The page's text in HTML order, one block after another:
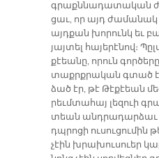
գրաքն­նա­դա­տա­կան
ցաւ, որ այդ ժա­մա­նակ
այդ­քան խո­րունկ եւ
յայ­տել հա­յե­րէ­նով։
քէեա­նը, ո­րուն
տաքրք­րա­կան գտած
ձած էր, թէ Թէ­քէեան
րեւմ­տա­հայ լե­զուի
տեան անդ­րա­դար­ձաւ
դպրո­ցի ու­սու­ցու­մին
չէին խրա­խու­սուեր